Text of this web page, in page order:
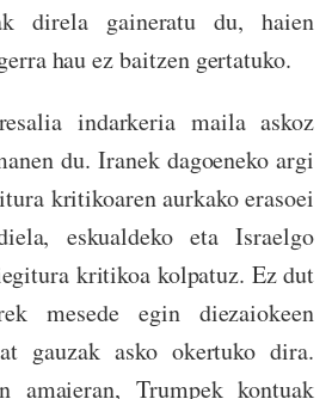
direla gaineratu du, haien
hau ez baitzen gertatuko.
indarkeria maila askoz
du. Iranek dagoeneko argi
kritikoaren aurkako erasoei
eskualdeko eta Israelgo
kritikoa kolpatuz. Ez dut
mesede egin diezaiokeen
gauzak asko okertuko dira.
amaieran, Trumpek kontuak